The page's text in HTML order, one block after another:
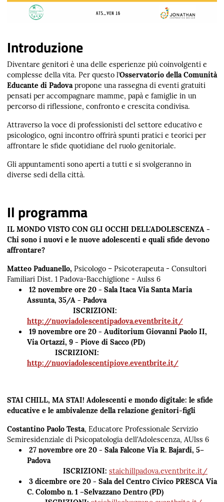
Introduzione
Diventare genitori è una delle esperienze più coinvolgenti e
complesse della vita. Per questo l’Osservatorio della Comunità
Educante di Padovapropone una rassegna di eventi gratuiti
pensati per accompagnare mamme, papà e famiglie in un
percorso di riflessione, confronto e crescita condivisa.
Attraverso la voce di professionisti del settore educativo e
psicologico, ogni incontro offrirà spunti pratici e teorici per
affrontare le sfide quotidiane del ruolo genitoriale.
Gli appuntamenti sono aperti a tutti e si svolgeranno in
diverse sedi della città.
Il programma
IL MONDO VISTO CON GLI OCCHI DELL'ADOLESCENZA -
Chi sono i nuovi e le nuove adolescenti e quali sfide devono
affrontare?
Matteo Paduanello, Psicologo – Psicoterapeuta - Consultori
Familiari Dist. 1 Padova-Bacchiglione - Aulss 6
12 novembre ore 20 - Sala Itaca Via Santa Maria
Assunta, 35/A - Padova
ISCRIZIONI:
http://nuoviadolescentipadova.eventbrite.it/
19 novembre ore 20 - Auditorium Giovanni Paolo II,
Via Ortazzi, 9 - Piove di Sacco (PD)
ISCRIZIONI:
http://nuoviadolescentipiove.eventbrite.it/
STAI CHILL, MA STAI! Adolescenti e mondo digitale: le sfide
educative e le ambivalenze della relazione genitori-figli
Costantino Paolo Testa, Educatore Professionale Servizio
Semiresidenziale di Psicopatologia dell'Adolescenza, AUlss 6
27 novembre ore 20 - Sala Falcone Via R. Bajardi, 5–
Padova
ISCRIZIONI: staichillpadova.eventbrite.it/
3 dicembre ore 20 - Sala del Centro Civico PRESCA Via
C. Colombo n. 1 –Selvazzano Dentro (PD)